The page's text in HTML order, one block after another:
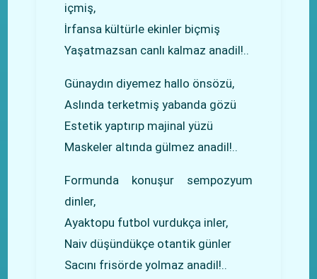
içmiş,
İrfansa kültürle ekinler biçmiş
Yaşatmazsan canlı kalmaz anadil!..
Günaydın diyemez hallo önsözü,
Aslında terketmiş yabanda gözü
Estetik yaptırıp majinal yüzü
Maskeler altında gülmez anadil!..
Formunda konuşur sempozyum
dinler,
Ayaktopu futbol vurdukça inler,
Naiv düşündükçe otantik günler
Sacını frisörde yolmaz anadil!..